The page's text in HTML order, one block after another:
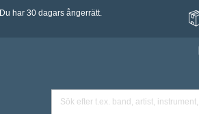
Du har 30 dagars ångerrätt.